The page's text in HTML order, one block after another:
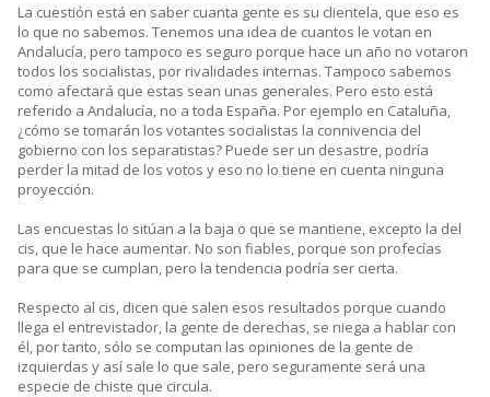
La cuestión está en saber cuanta gente es su clientela, que eso es
lo que no sabemos. Tenemos una idea de cuantos le votan en
Andalucía, pero tampoco es seguro porque hace un año no votaron
todos los socialistas, por rivalidades internas. Tampoco sabemos
como afectará que estas sean unas generales. Pero esto está
referido a Andalucía, no a toda España. Por ejemplo en Cataluña,
¿cómo se tomarán los votantes socialistas la connivencia del
gobierno con los separatistas? Puede ser un desastre, podría
perder la mitad de los votos y eso no lo tiene en cuenta ninguna
proyección.
Las encuestas lo sitúan a la baja o que se mantiene, excepto la del
cis, que le hace aumentar. No son fiables, porque son profecías
para que se cumplan, pero la tendencia podría ser cierta.
Respecto al cis, dicen que salen esos resultados porque cuando
llega el entrevistador, la gente de derechas, se niega a hablar con
él, por tanto, sólo se computan las opiniones de la gente de
izquierdas y así sale lo que sale, pero seguramente será una
especie de chiste que circula.